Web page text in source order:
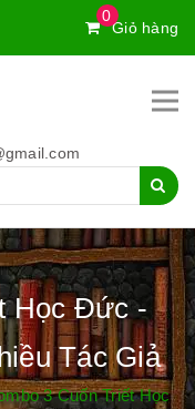
0
Giỏ hàng
Học Đức -
Tác Giả
3 Cuốn Triết Học